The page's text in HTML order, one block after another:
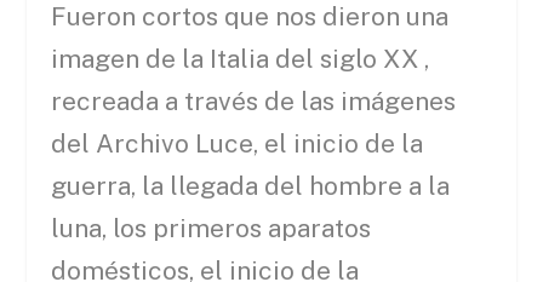
Fueron cortos que nos dieron una
imagen de la Italia del siglo XX ,
recreada a través de las imágenes
del Archivo Luce, el inicio de la
guerra, la llegada del hombre a la
luna, los primeros aparatos
domésticos, el inicio de la